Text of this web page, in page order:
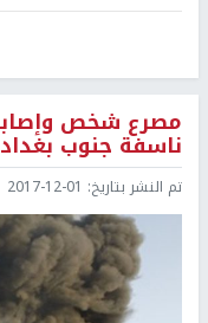
ناسفة جنوب بغداد
تم النشر بتاريخ: 2017-12-01 17:11